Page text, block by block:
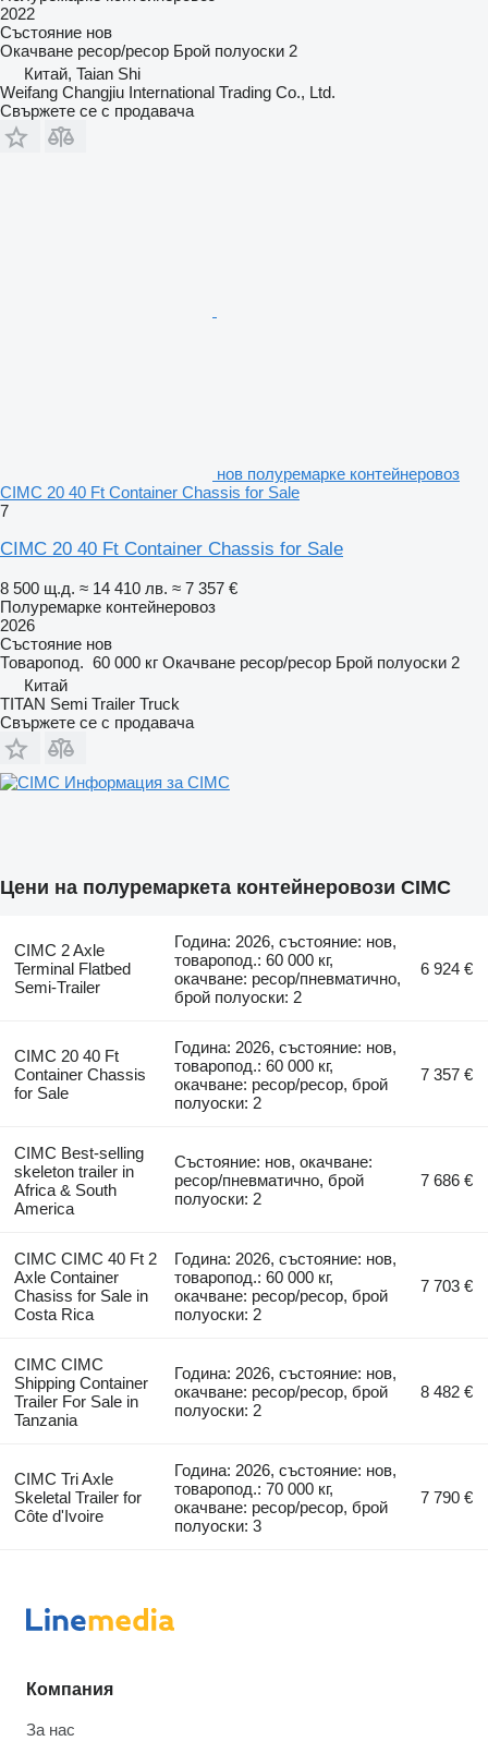
2022
Състояние нов
Окачване ресор/ресор Брой полуоски 2
Китай, Taian Shi
Weifang Changjiu International Trading Co., Ltd.
Свържете се с продавача
нов полуремарке контейнеровоз
CIMC 20 40 Ft Container Chassis for Sale
7
CIMC 20 40 Ft Container Chassis for Sale
8 500 щ.д. ≈ 14 410 лв. ≈ 7 357 €
Полуремарке контейнеровоз
2026
Състояние нов
Товаропод. 60 000 кг Окачване ресор/ресор Брой полуоски 2
Китай
TITAN Semi Trailer Truck
Свържете се с продавача
Информация за CIMC
Цени на полуремаркета контейнеровози CIMC
CIMC 2 Axle
Terminal Flatbed
Semi-Trailer
Година: 2026, състояние: нов,
товаропод.: 60 000 кг,
окачване: ресор/пневматично,
брой полуоски: 2
6 924 €
CIMC 20 40 Ft
Container Chassis
for Sale
Година: 2026, състояние: нов,
товаропод.: 60 000 кг,
окачване: ресор/ресор, брой
полуоски: 2
7 357 €
CIMC Best-selling
skeleton trailer in
Africa & South
America
Състояние: нов, окачване:
ресор/пневматично, брой
полуоски: 2
7 686 €
CIMC CIMC 40 Ft 2
Axle Container
Chasiss for Sale in
Costa Rica
Година: 2026, състояние: нов,
товаропод.: 60 000 кг,
окачване: ресор/ресор, брой
полуоски: 2
7 703 €
CIMC CIMC
Shipping Container
Trailer For Sale in
Tanzania
Година: 2026, състояние: нов,
окачване: ресор/ресор, брой
полуоски: 2
8 482 €
CIMC Tri Axle
Skeletal Trailer for
Côte d'Ivoire
Година: 2026, състояние: нов,
товаропод.: 70 000 кг,
окачване: ресор/ресор, брой
полуоски: 3
7 790 €
Компания
За нас